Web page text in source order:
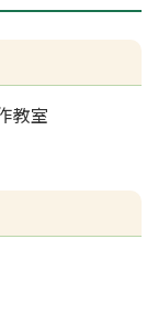
教室